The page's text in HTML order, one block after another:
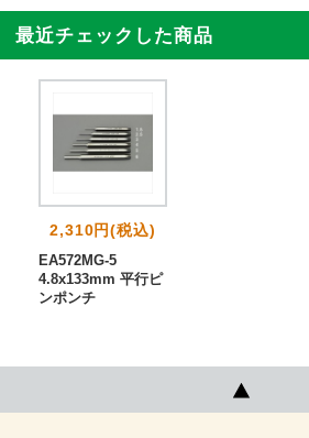
最近チェックした商品
2,310円(税込)
EA572MG-5
4.8x133mm 平行ピ
ンポンチ